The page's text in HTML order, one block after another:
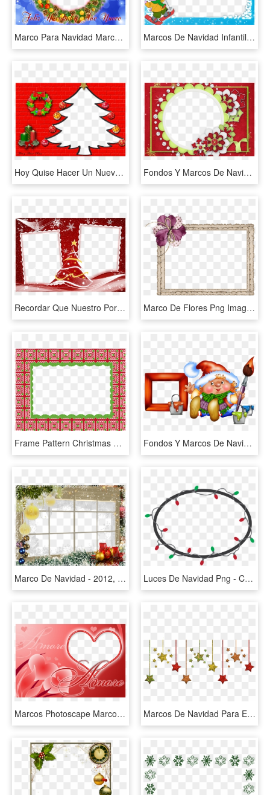
Marco Para Navidad Marcos En Psd Y Png Para Descargar - Marco De Foto Para Navidad, Transparent Png Marcos De Navidad Infantiles - Molduras De Natal Disney, HD Png Download
Hoy Quise Hacer Un Nuevo Marco Para La Navidad Y Me - Marcos De Navidad Con Arbolitos, HD Png Download Fondos Y Marcos De Navidad Para Fotos, HD Png Download
Recordar Que Nuestro Portal Escuela En La Nube, Esta - Marcos Para Dos Fotos De Navidad, HD Png Download Marco De Flores Png Imagui Marcos Png Para Photoscape - Flowers Frame For Photoshop, Transparent Png
Frame Pattern Christmas Frame Png Image - Marco Navidad Sin Fondo, Transparent Png Fondos Y Marcos De Navidad Para Fotos Para Fondo En, HD Png Download
Marco De Navidad - 2012, HD Png Download Luces De Navidad Png - Christmas Lights In Circle Png, Transparent Png
Marcos Photoscape Marco Corazones - Frame Photoshop Amore, HD Png Download Marcos De Navidad Para Editar En Photoshop Gratis - Imagenes Navidad Png Gratis, Transparent Png